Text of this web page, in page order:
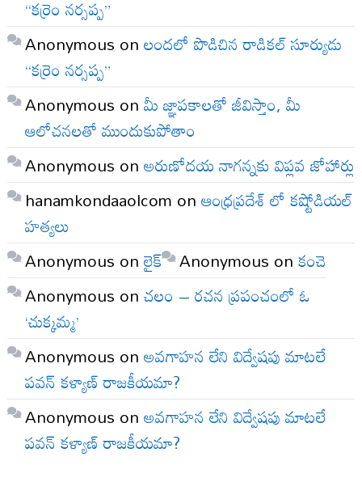
“కర్రెం నర్సప్ప”
Anonymous onలందలో పొడిచిన రాడికల్ సూర్యుడు
“కర్రెం నర్సప్ప”
Anonymous onమీ జ్ఞాపకాలతో జీవిస్తాం, మీ
ఆలోచనలతో ముందుకుపోతాం
Anonymous onఅరుణోదయ నాగన్నకు విప్లవ జోహార్లు
hanamkondaaolcom onఆంధ్రప్రదేశ్ లో కష్టోడియల్
హత్యలు
Anonymous onలైక్ Anonymous onకంచె
Anonymous onచలం – రచన ప్రపంచంలో ఓ
‘చుక్కమ్మ’
Anonymous onఅవగాహన లేని విద్వేషపు మాటలే
పవన్ కళ్యాణ్ రాజకీయమా?
Anonymous onఅవగాహన లేని విద్వేషపు మాటలే
పవన్ కళ్యాణ్ రాజకీయమా?